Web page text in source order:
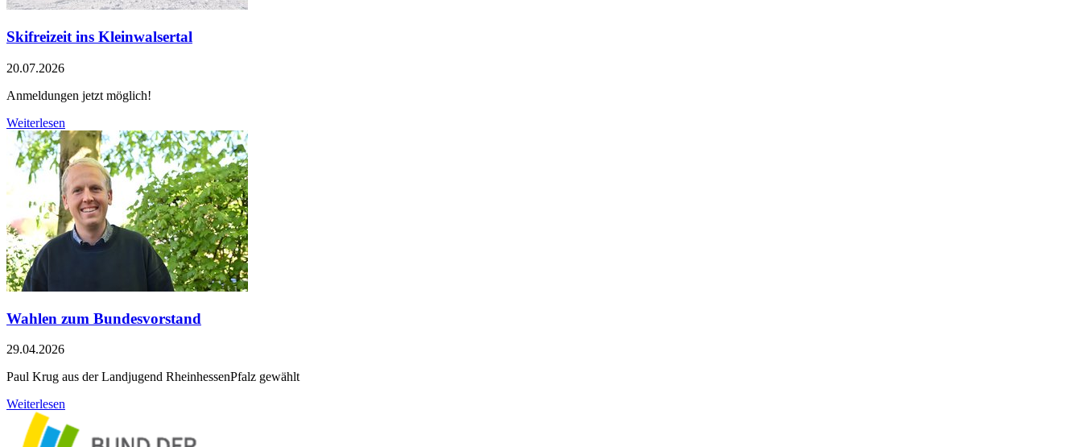
Skifreizeit ins Kleinwalsertal
20.07.2026
Anmeldungen jetzt möglich!
Weiterlesen
Wahlen zum Bundesvorstand
29.04.2026
Paul Krug aus der Landjugend RheinhessenPfalz gewählt
Weiterlesen